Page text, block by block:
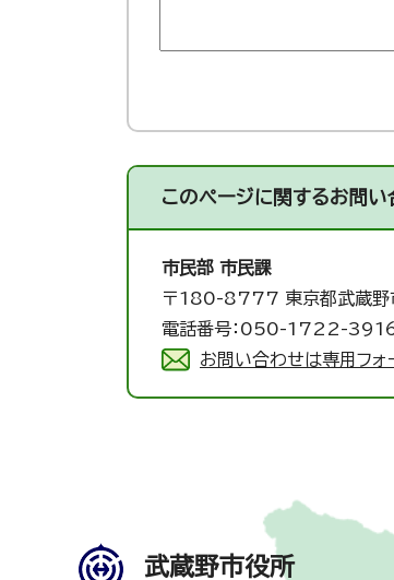
このページに関するお問い
市民部 市民課
〒180-8777 東京都武蔵
電話番号：050-1722-
お問い合わせは専用フォ
武蔵野市役所